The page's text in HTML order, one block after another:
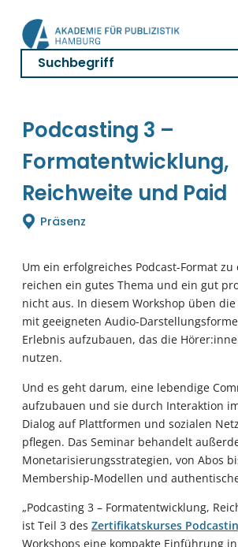
Inhalt
springen
Podcasting 3 –
Formatentwicklung,
Reichweite und Paid
Präsenz
Um ein erfolgreiches Podcast-Format zu
reichen ein gutes Thema und ein gut
nicht aus. In diesem Workshop üben
mit geeigneten Audio-
Erlebnis aufzubauen, das die
nutzen.
Und es geht darum, eine lebendige
aufzubauen und sie durch Interaktion
Dialog auf Plattformen und sozialen
pflegen. Das Seminar behandelt
Monetarisierungsstrategien, von Abos
Membership-Modellen und
„Podcasting 3 – Formatentwicklung,
ist Teil 3 des Zertifikatskurses
Workshops eine kompakte Einführung